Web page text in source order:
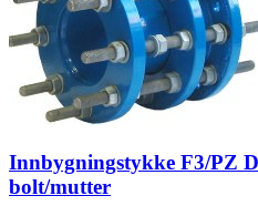
Innbygningstykke F3/PZ
bolt/mutter